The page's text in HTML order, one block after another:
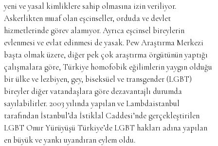
yeni ve yasal kimliklere sahip olmasına izin veriliyor.
Askerlikten muaf olan eşcinseller, orduda ve devlet
hizmetlerinde görev alamıyor. Ayrıca eşcinsel bireylerin
evlenmesi ve evlat edinmesi de yasak. Pew Araştırma Merkezi
başta olmak üzere, diğer pek çok araştırma örgütünün yaptığı
çalışmalara göre, Türkiye homofobik eğilimlerin yaygın olduğu
bir ülke ve lezbiyen, gey, biseksüel ve transgender (LGBT)
bireyler diğer vatandaşlara göre dezavantajlı durumda
sayılabilirler. 2003 yılında yapılan ve Lambdaistanbul
tarafından İstanbul’da İstiklal Caddesi’nde gerçekleştirilen
LGBT Onur Yürüyüşü Türkiye’de LGBT hakları adına yapılan
en büyük ve yankı uyandıran eylem oldu.